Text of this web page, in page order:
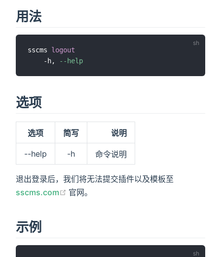
用法
sscms logout
    -h,
--help
选项
选项 简写 说明
--help -h 命令说明
退出登录后，我们将无法提交插件以及模板至
sscms.com
(opens new window)
官网。
示例